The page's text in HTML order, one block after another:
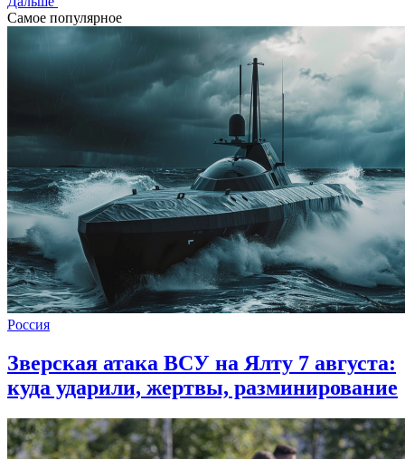
Самое популярное
Россия
Зверская атака ВСУ на Ялту 7 августа:
куда ударили, жертвы, разминирование